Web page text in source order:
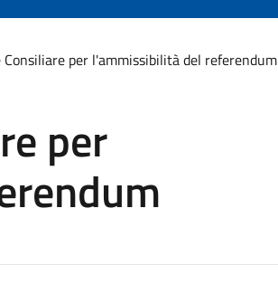
Consiliare per l'ammissibilità del referendum
per